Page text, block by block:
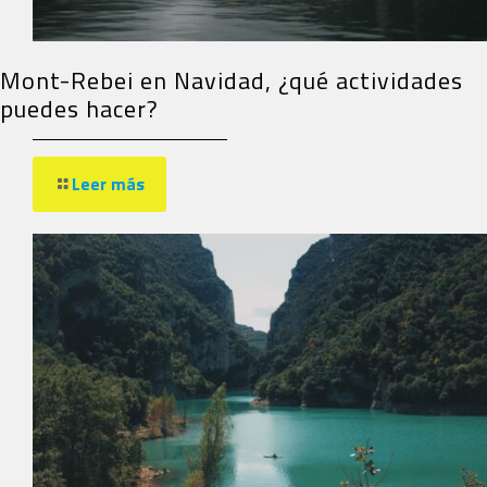
Mont-Rebei en Navidad, ¿qué actividades
puedes hacer?
Leer más